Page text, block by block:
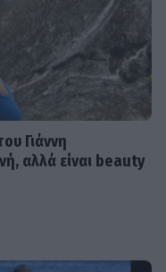
Γιάννη
αλλά είναι beauty